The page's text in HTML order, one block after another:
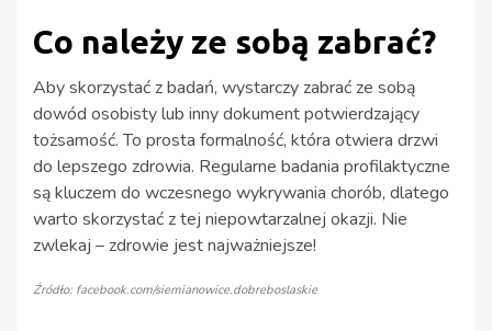
Co należy ze sobą zabrać?
Aby skorzystać z badań, wystarczy zabrać ze sobą
dowód osobisty lub inny dokument potwierdzający
tożsamość. To prosta formalność, która otwiera drzwi
do lepszego zdrowia. Regularne badania profilaktyczne
są kluczem do wczesnego wykrywania chorób, dlatego
warto skorzystać z tej niepowtarzalnej okazji. Nie
zwlekaj – zdrowie jest najważniejsze!
Źródło: facebook.com/siemianowice.dobreboslaskie